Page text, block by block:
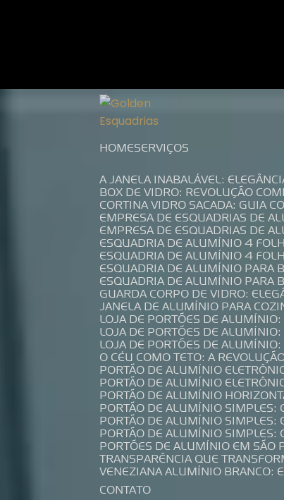
HOME SERVIÇOS
A JANELA INABALÁVEL:
BOX DE VIDRO: REVOLUÇÃO
CORTINA VIDRO SACADA: GUIA
EMPRESA DE ESQUADRIAS DE
EMPRESA DE ESQUADRIAS DE
ESQUADRIA DE ALUMÍNIO 4
ESQUADRIA DE ALUMÍNIO 4
ESQUADRIA DE ALUMÍNIO PARA
ESQUADRIA DE ALUMÍNIO PARA
GUARDA CORPO DE VIDRO:
JANELA DE ALUMÍNIO PARA
LOJA DE PORTÕES DE
LOJA DE PORTÕES DE
LOJA DE PORTÕES DE
O CÉU COMO TETO: A
PORTÃO DE ALUMÍNIO
PORTÃO DE ALUMÍNIO
PORTÃO DE ALUMÍNIO
PORTÃO DE ALUMÍNIO
PORTÃO DE ALUMÍNIO
PORTÃO DE ALUMÍNIO
PORTÕES DE ALUMÍNIO EM
TRANSPARÊNCIA QUE
VENEZIANA ALUMÍNIO BRANCO:
CONTATO